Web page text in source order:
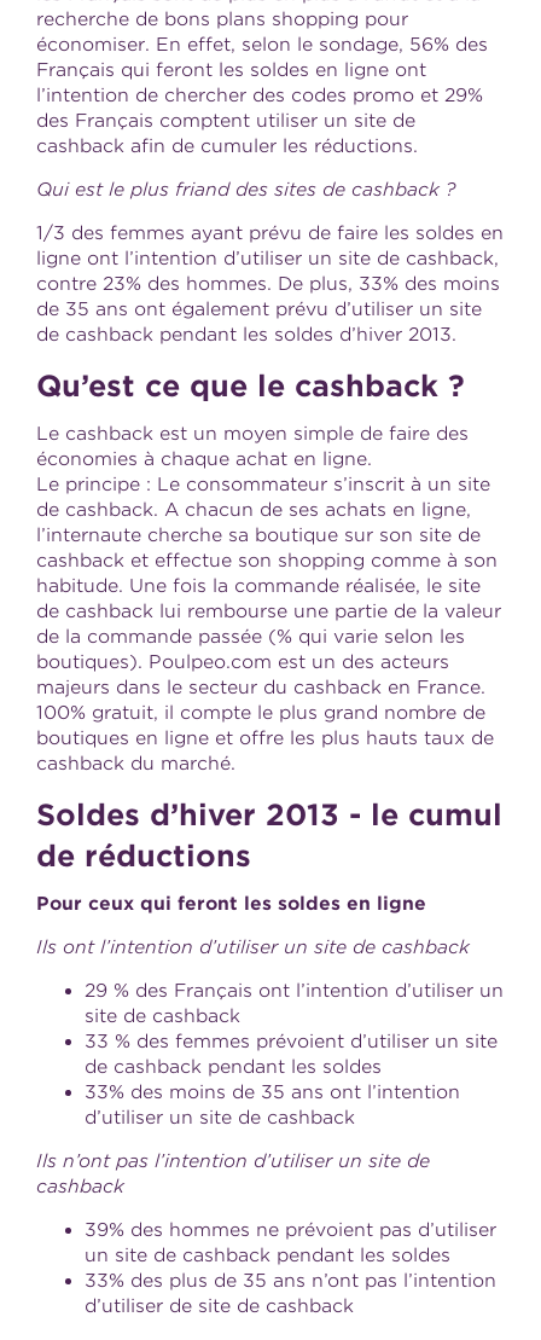
recherche de bons plans shopping pour
économiser. En effet, selon le sondage, 56% des
Français qui feront les soldes en ligne ont
l’intention de chercher des codes promo et 29%
des Français comptent utiliser un site de
cashback afin de cumuler les réductions.
Qui est le plus friand des sites de cashback ?
1/3 des femmes ayant prévu de faire les soldes en
ligne ont l’intention d’utiliser un site de cashback,
contre 23% des hommes. De plus, 33% des moins
de 35 ans ont également prévu d’utiliser un site
de cashback pendant les soldes d’hiver 2013.
Qu’est ce que le cashback ?
Le cashback est un moyen simple de faire des
économies à chaque achat en ligne.
Le principe : Le consommateur s’inscrit à un site
de cashback. A chacun de ses achats en ligne,
l’internaute cherche sa boutique sur son site de
cashback et effectue son shopping comme à son
habitude. Une fois la commande réalisée, le site
de cashback lui rembourse une partie de la valeur
de la commande passée (% qui varie selon les
boutiques). Poulpeo.com est un des acteurs
majeurs dans le secteur du cashback en France.
100% gratuit, il compte le plus grand nombre de
boutiques en ligne et offre les plus hauts taux de
cashback du marché.
Soldes d’hiver 2013 - le cumul
de réductions
Pour ceux qui feront les soldes en ligne
Ils ont l’intention d’utiliser un site de cashback
29 % des Français ont l’intention d’utiliser un
site de cashback
33 % des femmes prévoient d’utiliser un site
de cashback pendant les soldes
33% des moins de 35 ans ont l’intention
d’utiliser un site de cashback
Ils n’ont pas l’intention d’utiliser un site de
cashback
39% des hommes ne prévoient pas d’utiliser
un site de cashback pendant les soldes
33% des plus de 35 ans n’ont pas l’intention
d’utiliser de site de cashback